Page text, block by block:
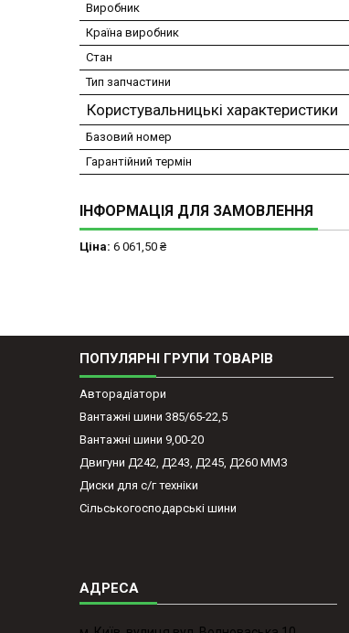
Виробник
Країна виробник
Стан
Тип запчастини
Користувальницькі характеристики
Базовий номер
Гарантійний термін
ІНФОРМАЦІЯ ДЛЯ ЗАМОВЛЕННЯ
Ціна: 6 061,50 ₴
ПОПУЛЯРНІ ГРУПИ ТОВАРІВ
Авторадіатори
Вантажні шини 385/65-22,5
Вантажні шини 9,00-20
Двигуни Д242, Д243, Д245, Д260 ММЗ
Диски для с/г техніки
Сільськогосподарські шини